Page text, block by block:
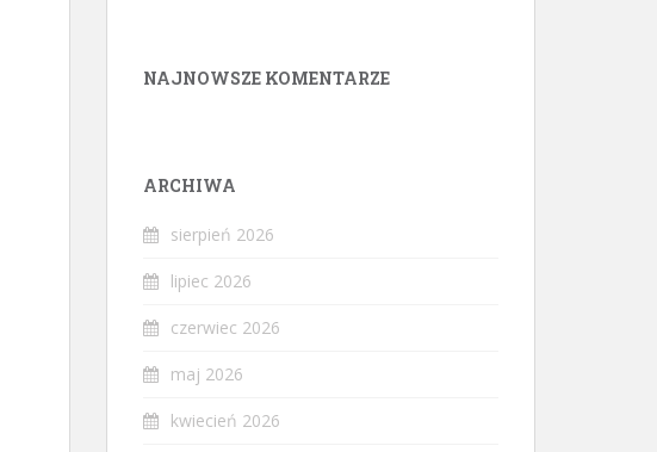
NAJNOWSZE KOMENTARZE
ARCHIWA
sierpień 2026
lipiec 2026
czerwiec 2026
maj 2026
kwiecień 2026